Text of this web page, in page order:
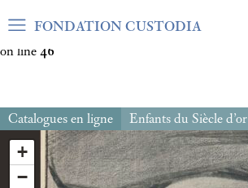
Warning: Undefined array key "var_mode" in
on line 46
FONDATION CUSTODIA
Catalogues en ligne Enfants du Siècle d’or
+
−